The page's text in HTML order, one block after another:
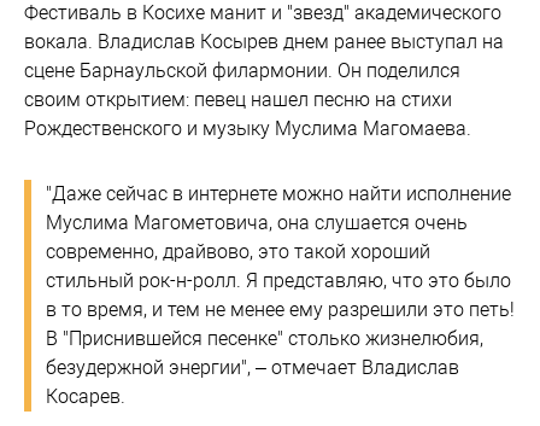
Фестиваль в Косихе манит и "звезд" академического
вокала. Владислав Косырев днем ранее выступал на
сцене Барнаульской филармонии. Он поделился
своим открытием: певец нашел песню на стихи
Рождественского и музыку Муслима Магомаева.
"Даже сейчас в интернете можно найти исполнение
Муслима Магометовича, она слушается очень
современно, драйвово, это такой хороший
стильный рок-н-ролл. Я представляю, что это было
в то время, и тем не менее ему разрешили это петь!
В "Приснившейся песенке" столько жизнелюбия,
безудержной энергии", – отмечает Владислав
Косарев.